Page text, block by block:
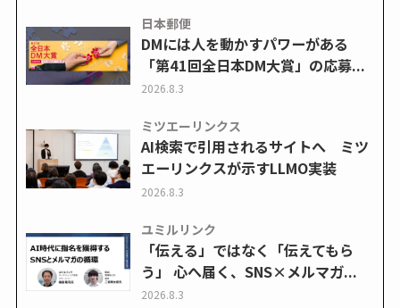
日本郵便
DMには人を動かすパワーがある
「第41回全日本DM大賞」の応募...
2026.8.3
ミツエーリンクス
AI検索で引用されるサイトへ ミツ
エーリンクスが示すLLMO実装
2026.8.3
ユミルリンク
「伝える」ではなく「伝えてもら
う」 心へ届く、SNS×メルマガ...
2026.8.3